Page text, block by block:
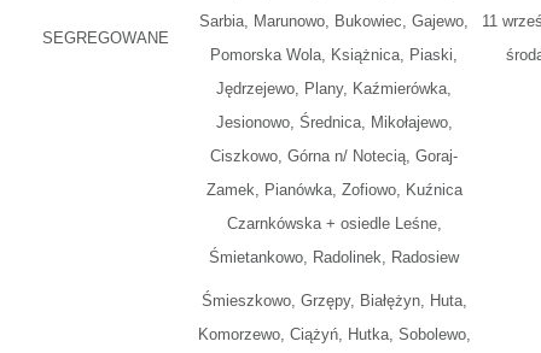
SEGREGOWANE
Sarbia, Marunowo, Bukowiec, Gajewo,
Pomorska Wola, Książnica, Piaski,
Jędrzejewo, Plany, Kaźmierówka,
Jesionowo, Średnica, Mikołajewo,
Ciszkowo, Górna n/ Notecią, Goraj-
Zamek, Pianówka, Zofiowo, Kuźnica
Czarnkówska + osiedle Leśne,
Śmietankowo, Radolinek, Radosiew
11
Śmieszkowo, Grzępy, Białężyn, Huta,
Komorzewo, Ciążyń, Hutka, Sobolewo,